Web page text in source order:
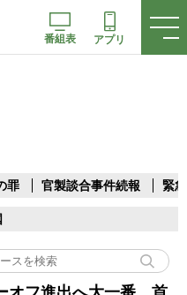
番組表 アプリ
罪 官製談合事件続報 緊